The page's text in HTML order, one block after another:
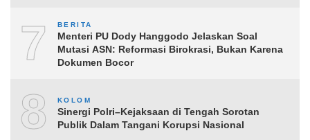
7 BERITA
Menteri PU Dody Hanggodo Jelaskan Soal
Mutasi ASN: Reformasi Birokrasi, Bukan Karena
Dokumen Bocor
8 KOLOM
Sinergi Polri–Kejaksaan di Tengah Sorotan
Publik Dalam Tangani Korupsi Nasional